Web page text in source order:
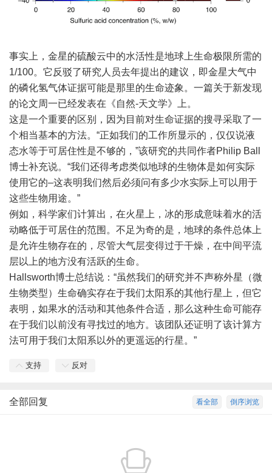
事实上，金星的硫酸云中的水活性是地球上生命极限所需的
1/100。它反驳了研究人员去年提出的建议，即金星大气中
的磷化氢气体证据可能是那里的生命迹象。一篇关于新发现
的论文周一已经发表在《自然-天文学》上。
这是一个重要的区别，因为目前对生命证据的搜寻采取了一
个相当基本的方法。“正如我们的工作所显示的，仅仅说液
态水等于可居住性是不够的，”该研究的共同作者Philip Ball
博士补充说。“我们还得考虑类似地球的生物体是如何实际
使用它的–这表明我们然后必须问有多少水实际上可以用于
这些生物用途。”
例如，科学家们计算出，在火星上，冰的形成意味着水的活
动略低于可居住的范围。不足为奇的是，地球的条件总体上
是允许生物存在的，尽管大气层变得过于干燥，在中间平流
层以上的地方没有活跃的生命。
Hallsworth博士总结说：“虽然我们的研究并不声称外星（微
生物类型）生命确实存在于我们太阳系的其他行星上，但它
表明，如果水的活动和其他条件合适，那么这种生命可能存
在于我们以前没有寻找过的地方。该团队还证明了该计算方
法可用于我们太阳系以外的更遥远的行星。”
支持 反对
倒序浏览
看全部
全部回复